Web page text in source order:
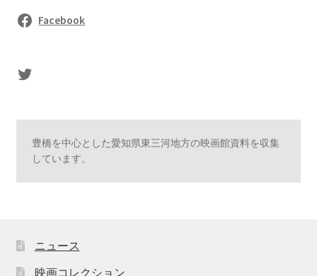
Facebook
sasaki's Twitter
豊橋を中心とした愛知県東三河地方の映画館資料を収集
しています。
ニュース
映画コレクション